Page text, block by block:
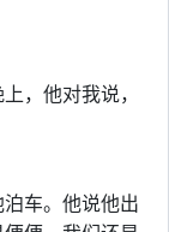
，他对我说，
车。他说他出